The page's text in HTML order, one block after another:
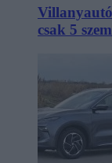
csak 5